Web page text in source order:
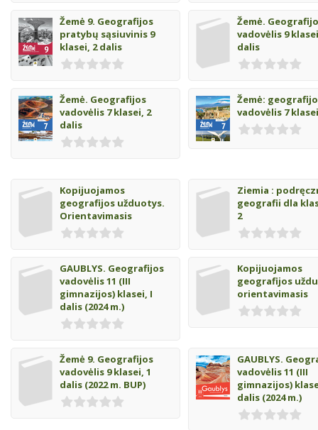
Žemė 9. Geografijos
pratybų sąsiuvinis 9
klasei, 2 dalis
Žemė.
vadovėlis 9
dalis
Žemė. Geografijos
vadovėlis 7 klasei, 2
dalis
Žemė:
vadovėlis 7
Kopijuojamos
geografijos užduotys.
Orientavimasis
Ziemia :
geografii dla
2
GAUBLYS. Geografijos
vadovėlis 11 (III
gimnazijos) klasei, I
dalis (2024 m.)
Kopijuojamos
geografijos
orientavimasis
Žemė 9. Geografijos
vadovėlis 9 klasei, 1
dalis (2022 m. BUP)
GAUBLYS.
vadovėlis 11 (III
gimnazijos)
dalis (2024 m.)